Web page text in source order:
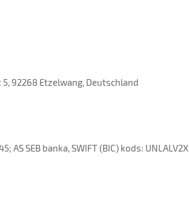
92268 Etzelwang, Deutschland
AS SEB banka, SWIFT (BIC) kods: UNLALV2X